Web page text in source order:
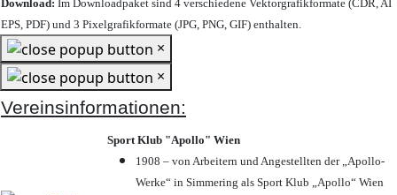
Download: Im Downloadpaket sind 4 verschiedene Vektorgrafikformate (CDR, AI
EPS, PDF) und 3 Pixelgrafikformate (JPG, PNG, GIF) enthalten.
×
×
Vereinsinformationen:
Sport Klub "Apollo" Wien
1908 – von Arbeitern und Angestellten der „Apollo-
Werke“ in Simmering als Sport Klub „Apollo“ Wien